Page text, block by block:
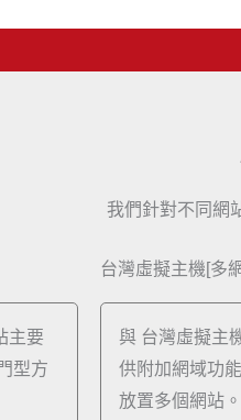
我們針對不同網
主要
型方
台灣虛擬主機[多
與 台灣虛擬主
供附加網域功
放置多個網站